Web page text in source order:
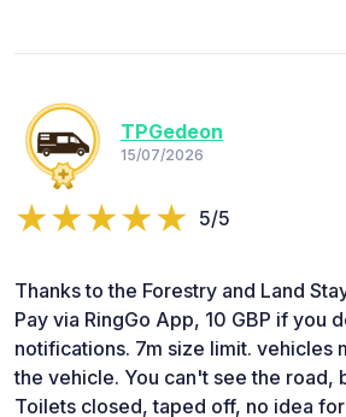
TPGedeon
15/07/2026
5/5
Thanks to the Forestry and Land
Pay via RingGo App, 10 GBP if you
notifications. 7m size limit. vehicles
the vehicle. You can't see the road,
Toilets closed, taped off, no idea